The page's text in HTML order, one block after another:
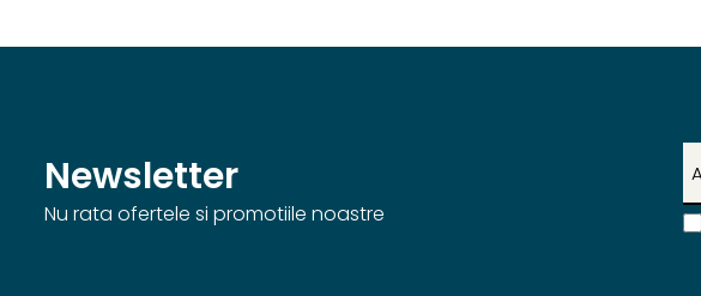
Newsletter
Nu rata ofertele si promotiile noastre